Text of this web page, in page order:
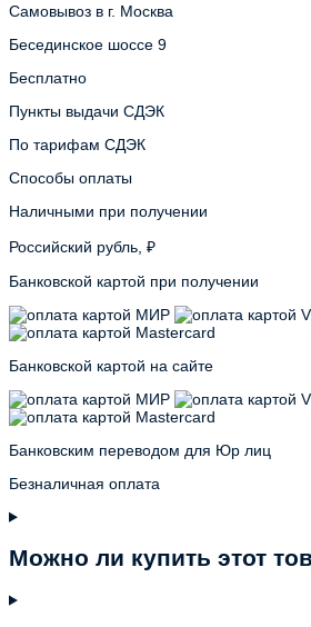
Самовывоз в г. Москва
Бесединское шоссе 9
Бесплатно
Пункты выдачи СДЭК
По тарифам СДЭК
Способы оплаты
Наличными при получении
Российский рубль, ₽
Банковской картой при получении
Банковской картой на сайте
Банковским переводом для Юр лиц
Безналичная оплата
Можно ли купить этот